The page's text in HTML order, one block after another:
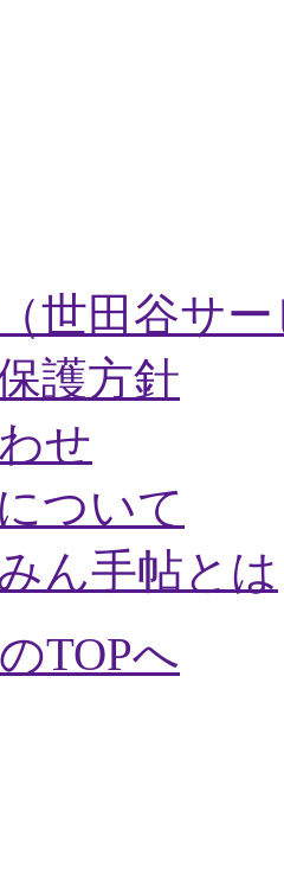
世田谷サ
護方針
せ
ついて
ん手帖とは
TOPへ